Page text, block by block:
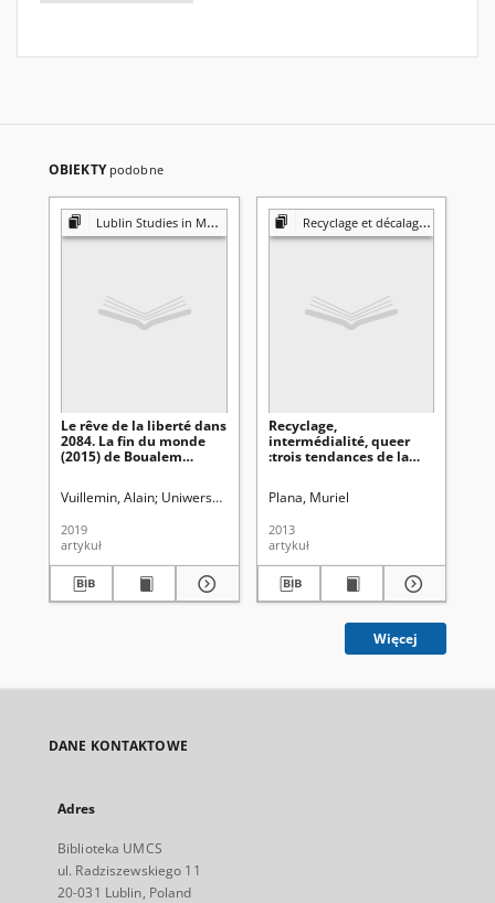
OBIEKTY podobne
Lublin Studies in Modern Languages and Literature
Le rêve de la liberté dans
2084. La fin du monde
(2015) de Boualem
Vuillemin, Alain Uniwersytet Marii Curie-Skłodowskiej (Lublin)
2019
artykuł
Recyclage et décalage : esthetique de la reprise dans les littératures française et francophone
Recyclage,
intermédialité, queer
:trois tendances de la
Plana, Muriel
2013
artykuł
Więcej
DANE KONTAKTOWE
Adres
Biblioteka UMCS
ul. Radziszewskiego 11
20-031 Lublin, Poland